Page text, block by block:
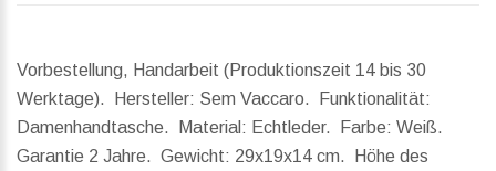
Vorbestellung, Handarbeit (Produktionszeit 14 bis 30
Werktage). Hersteller: Sem Vaccaro. Funktionalität:
Damenhandtasche. Material: Echtleder. Farbe: Weiß.
Garantie 2 Jahre. Gewicht: 29x19x14 cm.
Höhe des